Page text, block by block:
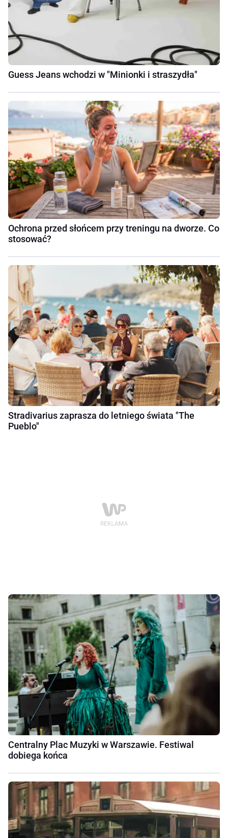
Guess Jeans wchodzi w "Minionki i straszydła"
Ochrona przed słońcem przy treningu na dworze. Co
stosować?
Stradivarius zaprasza do letniego świata "The
Pueblo"
Centralny Plac Muzyki w Warszawie. Festiwal
dobiega końca